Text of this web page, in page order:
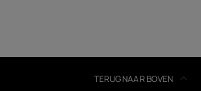
TERUG NAAR BOVEN